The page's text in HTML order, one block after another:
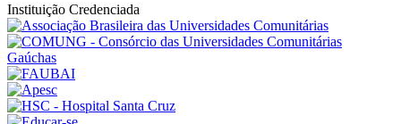
Instituição Credenciada